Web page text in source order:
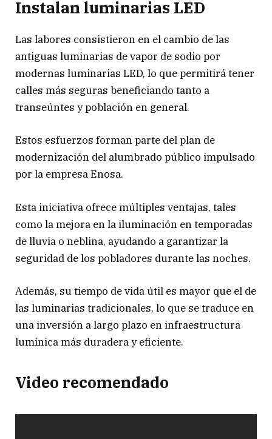
Instalan luminarias LED
Las labores consistieron en el cambio de las
antiguas luminarias de vapor de sodio por
modernas luminarias LED, lo que permitirá tener
calles más seguras beneficiando tanto a
transeúntes y población en general.
Estos esfuerzos forman parte del plan de
modernización del alumbrado público impulsado
por la empresa Enosa.
Esta iniciativa ofrece múltiples ventajas, tales
como la mejora en la iluminación en temporadas
de lluvia o neblina, ayudando a garantizar la
seguridad de los pobladores durante las noches.
Además, su tiempo de vida útil es mayor que el de
las luminarias tradicionales, lo que se traduce en
una inversión a largo plazo en infraestructura
lumínica más duradera y eficiente.
Video recomendado